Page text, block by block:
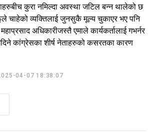
कुरा नमिल्दा अवस्था जटिल बन्न थालेको छ
चाहेको व्यक्तिलाई जुनसुकै मूल्य चुकाएर भए पनि
अधिकारीजस्तै एमाले कार्यकर्तालाई गभर्नर
कांग्रेसका शीर्ष नेताहरुको कसरतका कारण
04-07 18:38:07